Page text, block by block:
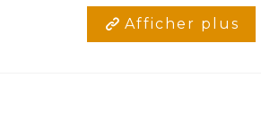
Afficher plus